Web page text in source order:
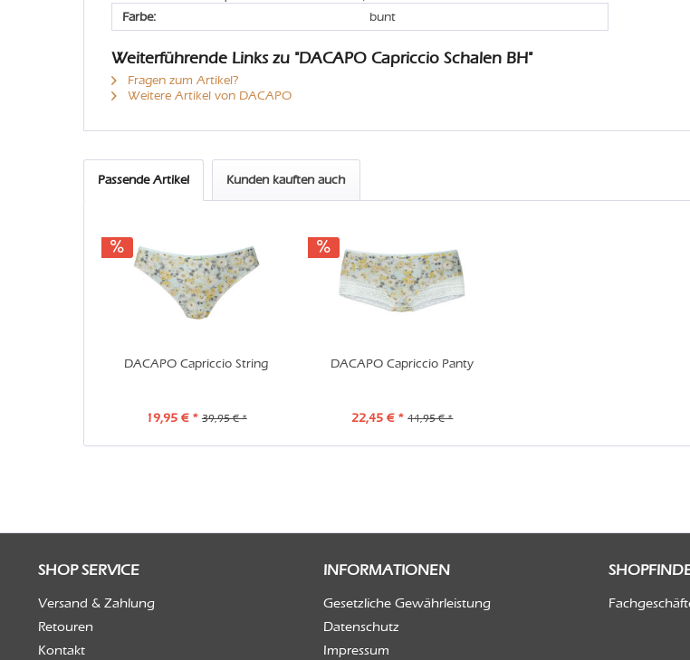
Farbe:
bunt
Weiterführende Links zu "DACAPO Capriccio Schalen BH"
Fragen zum Artikel?
Weitere Artikel von DACAPO
Passende Artikel Kunden kauften auch
DACAPO Capriccio String
19,95 € * 39,95 € *
DACAPO Capriccio Panty
22,45 € * 44,95 € *
SHOP SERVICE
Versand & Zahlung
Retouren
Kontakt
INFORMATIONEN
Gesetzliche Gewährleistung
Datenschutz
Impressum